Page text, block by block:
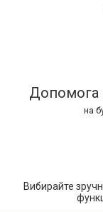
Допомога
на
Вибирайте